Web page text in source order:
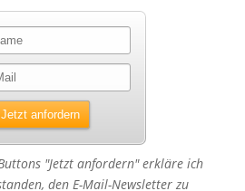
"Jetzt anfordern" erkläre ich
den E-Mail-Newsletter zu